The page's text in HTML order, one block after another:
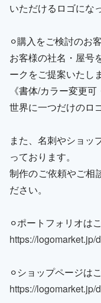
いただけるロゴにな
⚪︎購入をご検討のお
お客様の社名・屋号
ークをご提案いたし
《書体/カラー変更
世界に一つだけのロ
また、名刺やショッ
っております。
制作のご依頼やご相
ださい。
⚪︎ポートフォリオは
https://logomarket.jp/
⚪︎ショップページは
https://logomarket.jp/